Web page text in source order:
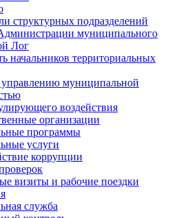
структурных подразделений
муниципального
Лог
начальников территориальных
муниципальной
воздействия
организации
программы
услуги
коррупции
визиты и рабочие поездки
служба